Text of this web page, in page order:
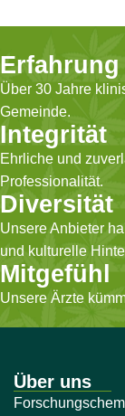
Erfahrung
Über 30 Jahre
Gemeinde.
Integrität
Ehrliche und
Professionalität.
Diversität
Unsere Anbieter
und kulturelle
Mitgefühl
Unsere Ärzte
Über uns